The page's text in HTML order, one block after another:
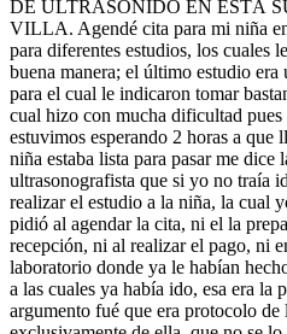
DE ULTRASONIDO EN ESTÁ
VILLA. Agendé cita para mi niña
para diferentes estudios, los cuales
buena manera; el último estudio
para el cual le indicaron tomar
cual hizo con mucha dificultad
estuvimos esperando 2 horas a que
niña estaba lista para pasar me dice
ultrasonografista que si yo no traía
realizar el estudio a la niña, la cual
pidió al agendar la cita, ni el la
recepción, ni al realizar el pago, ni
laboratorio donde ya le habían
a las cuales ya había ido, esa era la
argumento fué que era protocolo